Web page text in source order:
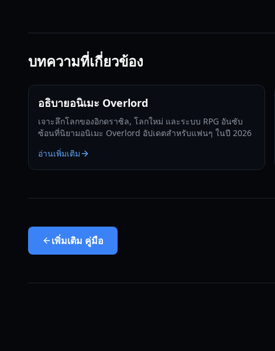
บทความที่เกี่ยวข้อง
อธิบายอนิเมะ Overlord
เจาะลึกโลกของอิกดราซิล, โลกใหม่ และระบบ RPG อันซับ
ซ้อนที่นิยามอนิเมะ Overlord อัปเดตสำหรับแฟนๆ ในปี 2026
อ่านเพิ่มเติม
เพิ่มเติม คู่มือ